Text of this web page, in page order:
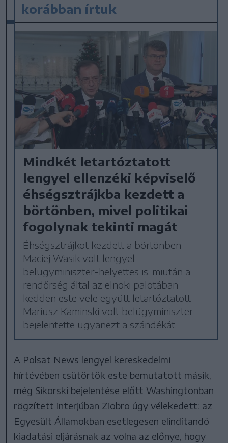
korábban írtuk
Mindkét letartóztatott
lengyel ellenzéki képviselő
éhségsztrájkba kezdett a
börtönben, mivel politikai
fogolynak tekinti magát
Éhségsztrájkot kezdett a börtönben
Maciej Wasik volt lengyel
belügyminiszter-helyettes is, miután a
rendőrség által az elnöki palotában
kedden este vele együtt letartóztatott
Mariusz Kaminski volt belügyminiszter
bejelentette ugyanezt a szándékát.
A Polsat News lengyel kereskedelmi
hírtévében csütörtök este bemutatott másik,
még Sikorski bejelentése előtt Washingtonban
rögzített interjúban Ziobro úgy vélekedett: az
Egyesült Államokban esetlegesen elindítandó
kiadatási eljárásnak az volna az előnye, hogy